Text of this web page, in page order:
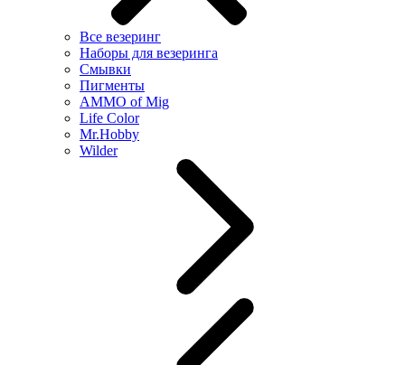
Все везеринг
Наборы для везеринга
Смывки
Пигменты
AMMO of Mig
Life Color
Mr.Hobby
Wilder